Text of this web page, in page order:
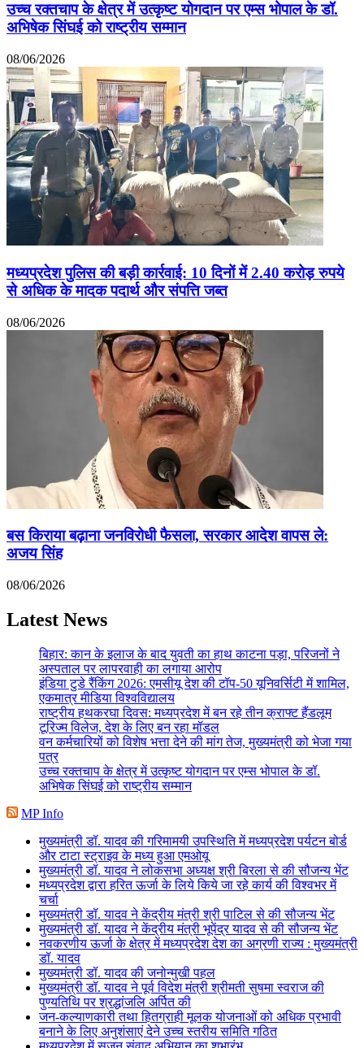
उच्च रक्तचाप के क्षेत्र में उत्कृष्ट योगदान पर एम्स भोपाल के डॉ.
अभिषेक सिंघई को राष्ट्रीय सम्मान
08/06/2026
मध्यप्रदेश पुलिस की बड़ी कार्रवाई: 10 दिनों में 2.40 करोड़ रुपये
से अधिक के मादक पदार्थ और संपत्ति जब्त
08/06/2026
बस किराया बढ़ाना जनविरोधी फैसला, सरकार आदेश वापस ले:
अजय सिंह
08/06/2026
Latest News
बिहार: कान के इलाज के बाद युवती का हाथ काटना पड़ा, परिजनों ने
अस्पताल पर लापरवाही का लगाया आरोप
इंडिया टुडे रैंकिंग 2026: एमसीयू देश की टॉप-50 यूनिवर्सिटी में शामिल,
एकमात्र मीडिया विश्वविद्यालय
राष्ट्रीय हथकरघा दिवस: मध्यप्रदेश में बन रहे तीन क्राफ्ट हैंडलूम
टूरिज्म विलेज, देश के लिए बन रहा मॉडल
वन कर्मचारियों को विशेष भत्ता देने की मांग तेज, मुख्यमंत्री को भेजा गया
पत्र
उच्च रक्तचाप के क्षेत्र में उत्कृष्ट योगदान पर एम्स भोपाल के डॉ.
अभिषेक सिंघई को राष्ट्रीय सम्मान
MP Info
मुख्यमंत्री डॉ. यादव की गरिमामयी उपस्थिति में मध्यप्रदेश पर्यटन बोर्ड
और टाटा स्ट्राइव के मध्य हुआ एमओयू
मुख्यमंत्री डॉ. यादव ने लोकसभा अध्यक्ष श्री बिरला से की सौजन्य भेंट
मध्यप्रदेश द्वारा हरित ऊर्जा के लिये किये जा रहे कार्य की विश्वभर में
चर्चा
मुख्यमंत्री डॉ. यादव ने केंद्रीय मंत्री श्री पाटिल से की सौजन्य भेंट
मुख्यमंत्री डॉ. यादव ने केंद्रीय मंत्री भूपेंद्र यादव से की सौजन्य भेंट
नवकरणीय ऊर्जा के क्षेत्र में मध्यप्रदेश देश का अग्रणी राज्य : मुख्यमंत्री
डॉ. यादव
मुख्यमंत्री डॉ. यादव की जनोन्मुखी पहल
मुख्यमंत्री डॉ. यादव ने पूर्व विदेश मंत्री श्रीमती सुषमा स्वराज की
पुण्यतिथि पर श्रद्धांजलि अर्पित की
जन-कल्याणकारी तथा हितग्राही मूलक योजनाओं को अधिक प्रभावी
बनाने के लिए अनुशंसाएं देने उच्च स्तरीय समिति गठित